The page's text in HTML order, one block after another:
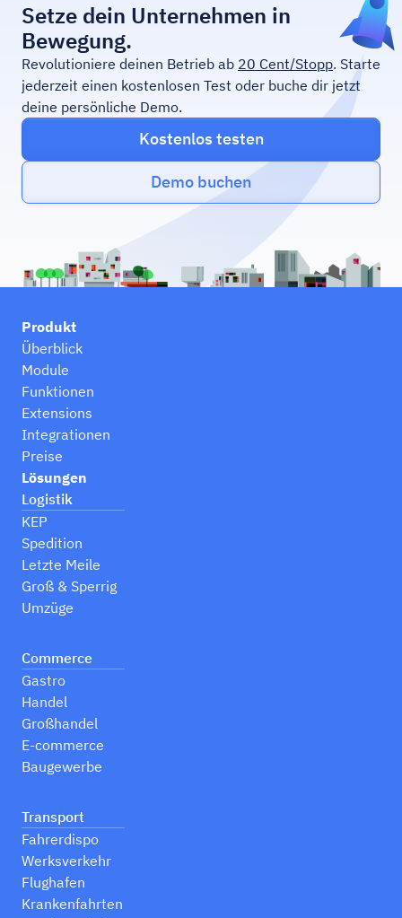
Setze dein Unternehmen in
Bewegung.
Revolutioniere deinen Betrieb ab 20 Cent/Stopp. Starte
jederzeit einen kostenlosen Test oder buche dir jetzt
deine persönliche Demo.
Kostenlos testen
Demo buchen
Produkt
Überblick
Module
Funktionen
Extensions
Integrationen
Preise
Lösungen
Logistik
KEP
Spedition
Letzte Meile
Groß & Sperrig
Umzüge
Commerce
Gastro
Handel
Großhandel
E-commerce
Baugewerbe
Transport
Fahrerdispo
Werksverkehr
Flughafen
Krankenfahrten